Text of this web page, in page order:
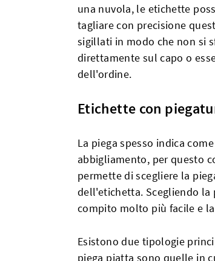
una nuvola, le etichette
tagliare con precisione
sigillati in modo che non si
direttamente sul capo o
dell'ordine.
Etichette con
La piega spesso indica
abbigliamento, per questo
permette di scegliere la
dell'etichetta. Scegliendo la
compito molto più facile e
Esistono due tipologie
piega piatta sono quelle in